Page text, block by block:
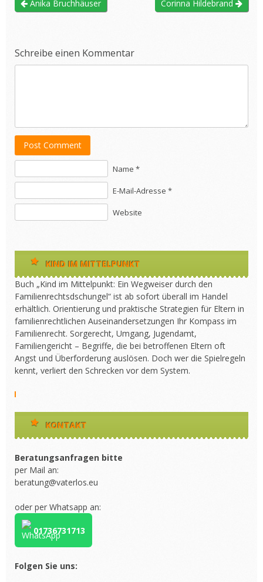
Anika Bruchhäuser Corinna Hildebrand
Schreibe einen Kommentar
Post Comment
Name *
E-Mail-Adresse *
Website
KIND IM MITTELPUNKT
Buch „Kind im Mittelpunkt: Ein Wegweiser durch den
Familienrechtsdschungel“ ist ab sofort überall im Handel
erhältlich. Orientierung und praktische Strategien für Eltern in
familienrechtlichen Auseinandersetzungen Ihr Kompass im
Familienrecht. Sorgerecht, Umgang, Jugendamt,
Familiengericht – Begriffe, die bei betroffenen Eltern oft
Angst und Überforderung auslösen. Doch wer die Spielregeln
kennt, verliert den Schrecken vor dem System.
KONTAKT
Beratungsanfragen bitte
per Mail an:
beratung@vaterlos.eu
oder per Whatsapp an:
01736731713
Folgen Sie uns: